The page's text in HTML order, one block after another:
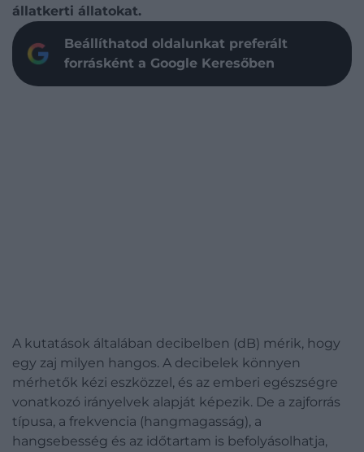
állatkerti állatokat.
Beállíthatod oldalunkat preferált
forrásként a Google Keresőben
A kutatások általában decibelben (dB) mérik, hogy
egy zaj milyen hangos. A decibelek könnyen
mérhetők kézi eszközzel, és az emberi egészségre
vonatkozó irányelvek alapját képezik. De a zajforrás
típusa, a frekvencia (hangmagasság), a
hangsebesség és az időtartam is befolyásolhatja,